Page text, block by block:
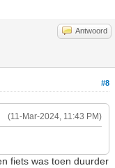
Antwoord
#8
(11-Mar-2024, 11:43 PM)
fiets was toen duurder